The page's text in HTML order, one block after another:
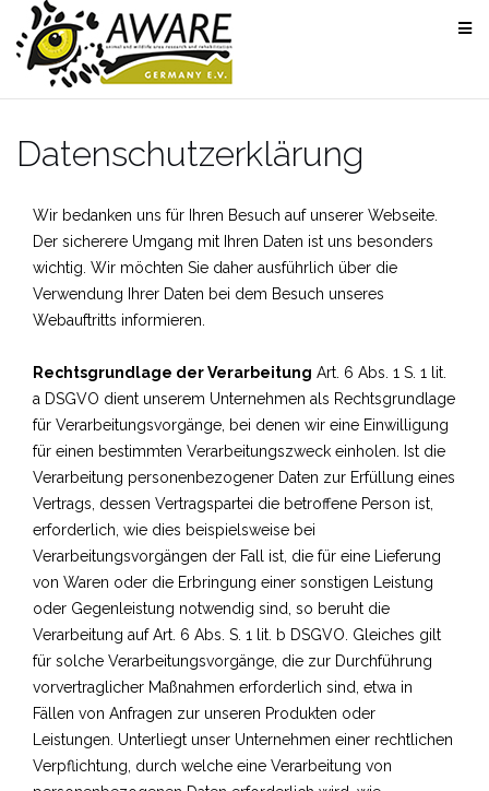
Skip
content
Datenschutzerklärung
Wir bedanken uns für Ihren Besuch auf unserer Webseite.
Der sicherere Umgang mit Ihren Daten ist uns besonders
wichtig. Wir möchten Sie daher ausführlich über die
Verwendung Ihrer Daten bei dem Besuch unseres
Webauftritts informieren.
Rechtsgrundlage der Verarbeitung Art. 6 Abs. 1 S. 1 lit.
a DSGVO dient unserem Unternehmen als Rechtsgrundlage
für Verarbeitungsvorgänge, bei denen wir eine Einwilligung
für einen bestimmten Verarbeitungszweck einholen. Ist die
Verarbeitung personenbezogener Daten zur Erfüllung eines
Vertrags, dessen Vertragspartei die betroffene Person ist,
erforderlich, wie dies beispielsweise bei
Verarbeitungsvorgängen der Fall ist, die für eine Lieferung
von Waren oder die Erbringung einer sonstigen Leistung
oder Gegenleistung notwendig sind, so beruht die
Verarbeitung auf Art. 6 Abs. S. 1 lit. b DSGVO. Gleiches gilt
für solche Verarbeitungsvorgänge, die zur Durchführung
vorvertraglicher Maßnahmen erforderlich sind, etwa in
Fällen von Anfragen zur unseren Produkten oder
Leistungen. Unterliegt unser Unternehmen einer rechtlichen
Verpflichtung, durch welche eine Verarbeitung von